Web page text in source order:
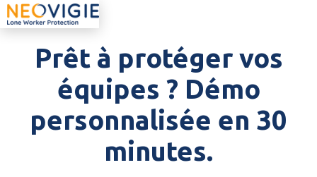
Prêt à protéger vos
équipes ? Démo
personnalisée en 30
minutes.